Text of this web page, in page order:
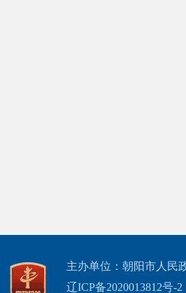
主办单位：朝阳市人民
辽ICP备2020013812号-2